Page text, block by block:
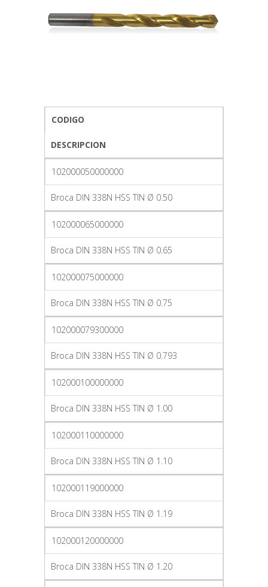
CODIGO
DESCRIPCION
102000050000000
Broca DIN 338N HSS TIN Ø 0.50
102000065000000
Broca DIN 338N HSS TIN Ø 0.65
102000075000000
Broca DIN 338N HSS TIN Ø 0.75
102000079300000
Broca DIN 338N HSS TIN Ø 0.793
102000100000000
Broca DIN 338N HSS TIN Ø 1.00
102000110000000
Broca DIN 338N HSS TIN Ø 1.10
102000119000000
Broca DIN 338N HSS TIN Ø 1.19
102000120000000
Broca DIN 338N HSS TIN Ø 1.20